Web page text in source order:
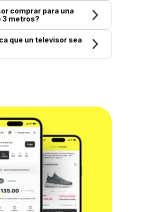
comprar para una
3 metros?
que un televisor sea